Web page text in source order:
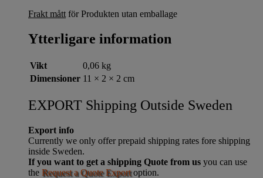
Frakt mått för Produkten utan emballage
Ytterligare information
Vikt
0,06 kg
Dimensioner 11 × 2 × 2 cm
EXPORT Shipping Outside Sweden
Export info
Currently we only offer prepaid shipping rates fore shipping
inside Sweden.
If you want to get a shipping Quote from us you can use
the Request a Quote Exportoption.